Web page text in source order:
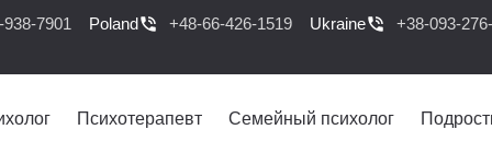
7901 Polandphone_in_talk +48-66-426-1519 Ukrainephone_in_talk +38-093-
Психотерапевт Семейный психолог